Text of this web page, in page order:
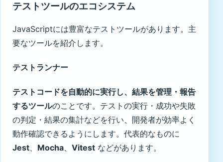
テストツールのエコシステム
JavaScriptには豊富なテストツールがあります。主
要なツールを紹介します。
テストランナー
テストコードを自動的に実行し、結果を管理・報告
するツールのことです。テストの実行・成功や失敗
の判定・結果の集計などを行い、開発者が効率よく
動作確認できるようにします。代表的なものに
Jest、 Mocha、 Vitest などがあります。